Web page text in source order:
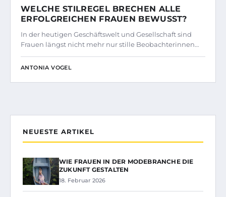
WELCHE STILREGEL BRECHEN ALLE
ERFOLGREICHEN FRAUEN BEWUSST?
In der heutigen Geschäftswelt und Gesellschaft sind
Frauen längst nicht mehr nur stille Beobachterinnen…
ANTONIA VOGEL
NEUESTE ARTIKEL
WIE FRAUEN IN DER MODEBRANCHE DIE
ZUKUNFT GESTALTEN
18. Februar 2026